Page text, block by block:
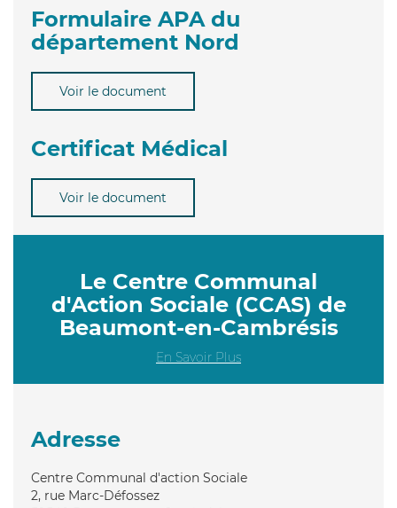
Formulaire APA du
département Nord
Voir le document
Certificat Médical
Voir le document
Le Centre Communal
d'Action Sociale (CCAS) de
Beaumont-en-Cambrésis
En Savoir Plus
Adresse
Centre Communal d'action Sociale
2, rue Marc-Défossez